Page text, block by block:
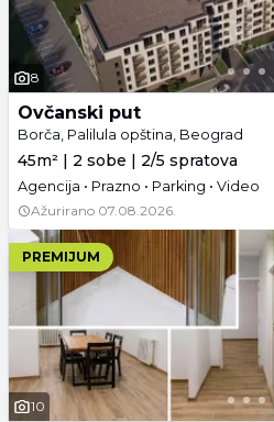
8
Ovčanski put
Borča, Palilula opština, Beograd
45m² | 2 sobe | 2/5 spratova
Agencija • Prazno • Parking • Video
Ažurirano 07.08.2026.
PREMIJUM
10